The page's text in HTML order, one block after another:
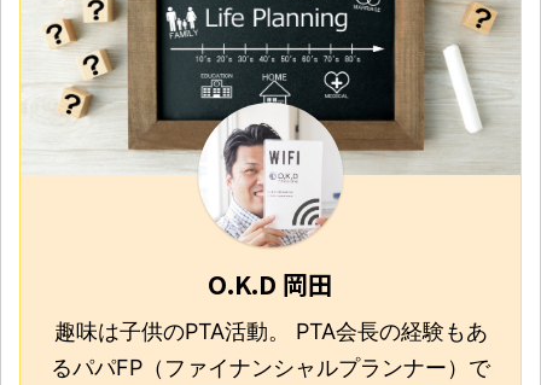
O.K.D 岡田
趣味は子供のPTA活動。 PTA会長の経験もあ
るパパFP（ファイナンシャルプランナー）で